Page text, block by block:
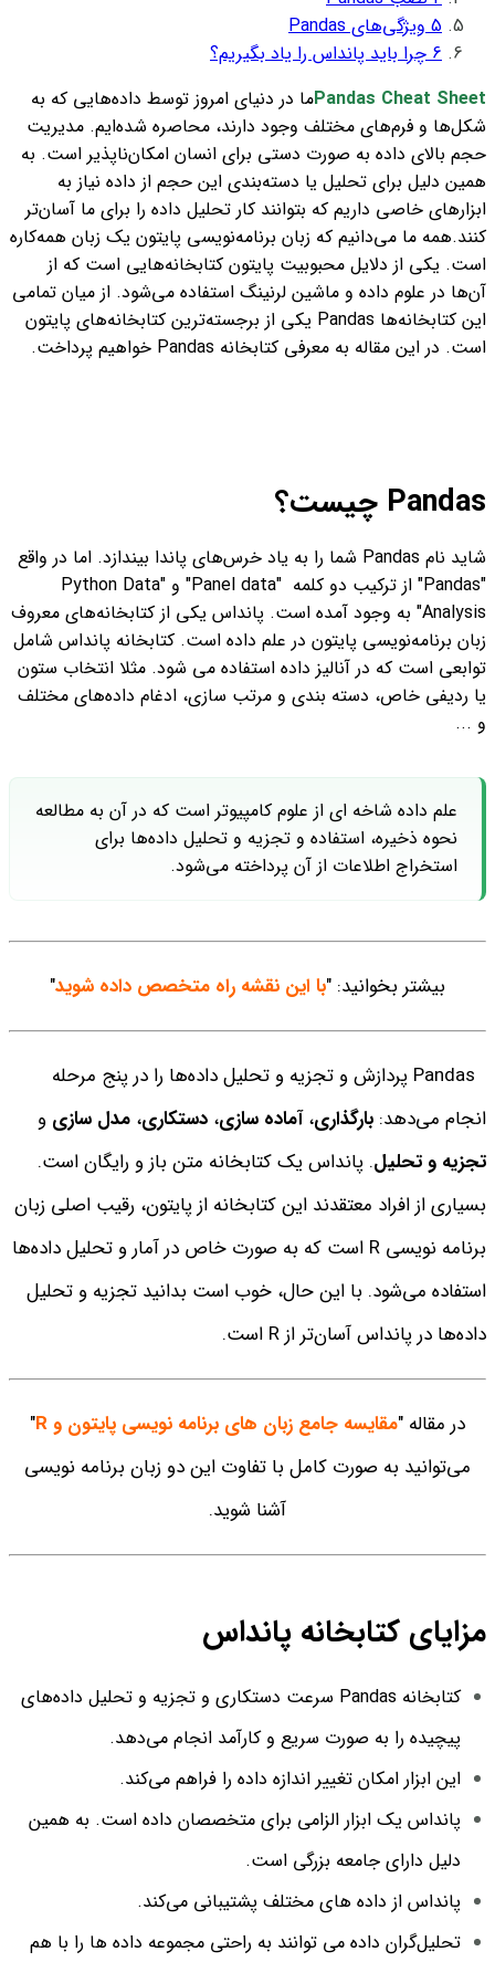
5 ویژگی‌های Pandas
6 چرا باید پانداس را یاد بگیریم؟
Pandas Cheat Sheetما در دنیای امروز توسط داده‌هایی که به
شکل‌ها و فرم‌های مختلف وجود دارند، محاصره شده‌ایم. مدیریت
حجم بالای داده به صورت دستی برای انسان امکان‌ناپذیر است. به
همین دلیل برای تحلیل یا دسته‌بندی این حجم از داده نیاز به
ابزارهای خاصی داریم که بتوانند کار تحلیل داده را برای ما آسان‌تر
کنند.همه ما می‌دانیم که زبان برنامه‌نویسی پایتون یک زبان همه‌کاره
است. یکی از دلایل محبوبیت پایتون کتابخانه‌هایی است که از
آن‌ها در علوم داده و ماشین لرنینگ استفاده می‌شود. از میان تمامی
این کتابخانه‌ها Pandas یکی از برجسته‌ترین کتابخانه‌های پایتون
است. در این مقاله به معرفی کتابخانه Pandas خواهیم پرداخت.
Pandas چیست؟
شاید نام Pandas شما را به یاد خرس‌های پاندا بیندازد. اما در واقع
"Pandas" از ترکیب دو کلمه "Panel data" و "Python Data
Analysis" به وجود آمده است. پانداس یکی از کتابخانه‌های معروف
زبان برنامه‌نویسی پایتون در علم داده است. کتابخانه پانداس شامل
توابعی است که در آنالیز داده استفاده می شود. مثلا انتخاب ستون
یا ردیفی خاص، دسته بندی و مرتب سازی، ادغام داده‌های مختلف
و ...
علم داده شاخه ای از علوم کامپیوتر است که در آن به مطالعه
نحوه ذخیره، استفاده و تجزیه و تحلیل داده‌ها برای
استخراج اطلاعات از آن پرداخته می‌شود.
بیشتر بخوانید: "با این نقشه راه متخصص داده شوید"
Pandas پردازش و تجزیه و تحلیل داده‌ها را در پنج مرحله
انجام می‌دهد: بارگذاری،آماده سازی، دستکاری، مدل سازی و
تجزیه و تحلیل. پانداس یک کتابخانه متن باز و رایگان است.
بسیاری از افراد معتقدند این کتابخانه از پایتون، رقیب اصلی زبان
برنامه نویسی R است که به صورت خاص در آمار و تحلیل داده‌ها
استفاده می‌شود. با این حال، خوب است بدانید تجزیه و تحلیل
داده‌ها در پانداس آسان‌تر از R است.
در مقاله "مقایسه جامع زبان های برنامه نویسی پایتون و R
"
می‌توانید به صورت کامل با تفاوت این دو زبان برنامه نویسی
آشنا شوید.
مزایای کتابخانه پانداس
کتابخانه Pandas سرعت دستکاری و تجزیه و تحلیل داده‌های
پیچیده را به صورت سریع و کارآمد انجام می‌دهد.
این ابزار امکان تغییر اندازه داده را فراهم می‌کند.
پانداس یک ابزار الزامی برای متخصصان داده است. به همین
دلیل دارای جامعه بزرگی است.
پانداس از داده های مختلف پشتیبانی می‌کند.
تحلیل‌گران داده می توانند به راحتی مجموعه داده ها را با هم